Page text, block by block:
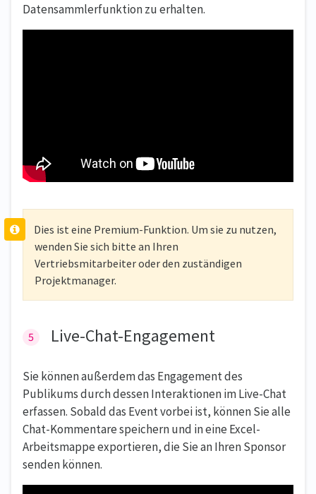
Datensammlerfunktion zu erhalten.
Dies ist eine Premium-Funktion. Um sie zu nutzen,
wenden Sie sich bitte an Ihren
Vertriebsmitarbeiter oder den zuständigen
Projektmanager.
Live-Chat-Engagement
Sie können außerdem das Engagement des
Publikums durch dessen Interaktionen im Live-Chat
erfassen. Sobald das Event vorbei ist, können Sie alle
Chat-Kommentare speichern und in eine Excel-
Arbeitsmappe exportieren, die Sie an Ihren Sponsor
senden können.